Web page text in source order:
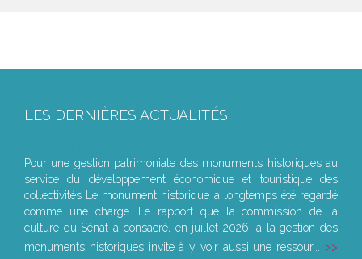
LES DERNIÈRES ACTUALITÉS
Pour une gestion patrimoniale des monuments historiques au
service du développement économique et touristique des
collectivités Le monument historique a longtemps été regardé
comme une charge. Le rapport que la commission de la
culture du Sénat a consacré, en juillet 2026, à la gestion des
monuments historiques invite à y voir aussi une ressour...